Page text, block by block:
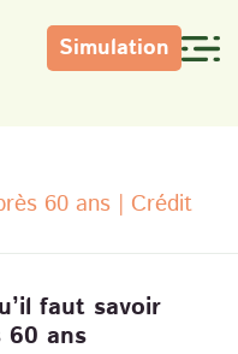
Simulation
60 ans | Crédit
faut savoir
60 ans